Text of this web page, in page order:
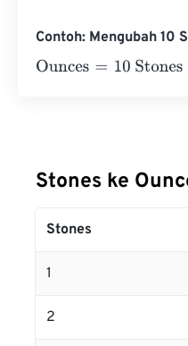
Contoh: Mengubah 10
Ounces= 10 Stones×
Stones ke
Stones
1
2